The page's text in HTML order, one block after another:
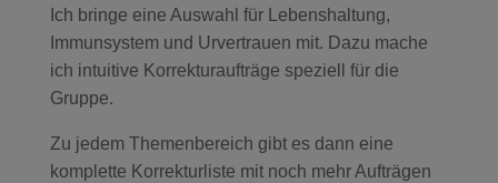
Ich bringe eine Auswahl für Lebenshaltung,
Immunsystem und Urvertrauen mit. Dazu mache
ich intuitive Korrekturaufträge speziell für die
Gruppe.
Zu jedem Themenbereich gibt es dann eine
komplette Korrekturliste mit noch mehr Aufträgen